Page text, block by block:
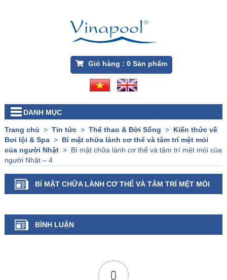
Giỏ hàng : 0Sản phẩm
DANH MỤC
Trang chủ > Tin tức> Thể thao & Đời Sống > Kiến thức về
Bơi lội & Spa> Bí mật chữa lành cơ thể và tâm trí mệt mỏi
của người Nhật> Bí mật chữa lành cơ thể và tâm trí mệt mỏi của
người Nhật – 4
BÍ MẬT CHỮA LÀNH CƠ THỂ VÀ TÂM TRÍ MỆT MỎI
BÌNH LUẬN
0